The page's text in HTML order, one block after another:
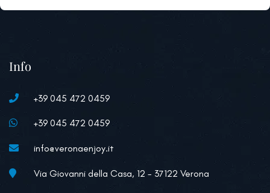
Info
+39 045 472 0459
+39 045 472 0459
info@veronaenjoy.it
Via Giovanni della Casa, 12 - 37122 Verona